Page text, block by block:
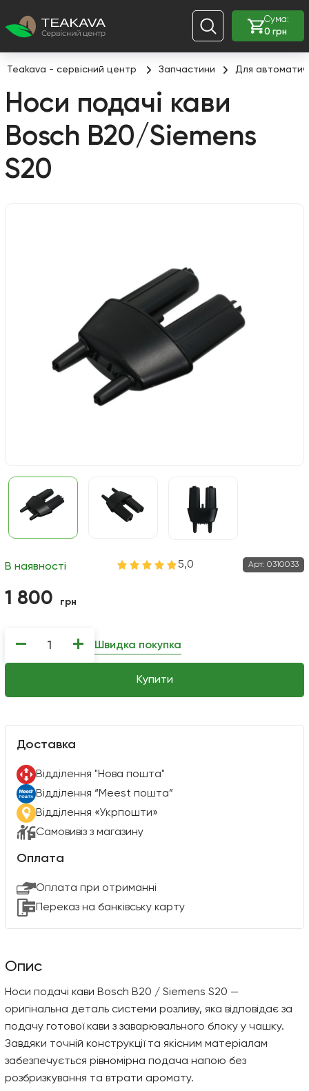
Сума:
0 грн
Teakava - сервісний центр Запчастини Для
Носи подачі кави
Bosch B20/Siemens
S20
В наявності 5,0 Арт: 0310033
1 800 грн
− +
Купити
Швидка покупка
Доставка
Вiддiлення "Нова пошта"
Вiддiлення “Meest пошта”
Відділення «Укрпошти»
Самовивіз з магазину
Оплата
Оплата при отриманні
Переказ на банківську карту
Опис
Носи подачі кави Bosch B20 / Siemens S20 —
оригінальна деталь системи розливу, яка відповідає за
подачу готової кави з заварювального блоку у чашку.
Завдяки точній конструкції та якісним матеріалам
забезпечується рівномірна подача напою без
розбризкування та втрати аромату.